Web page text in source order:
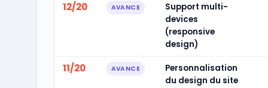
12/20 AVANCE
Support multi-
devices
(responsive
design)
11/20 AVANCE
Personnalisation
du design du site